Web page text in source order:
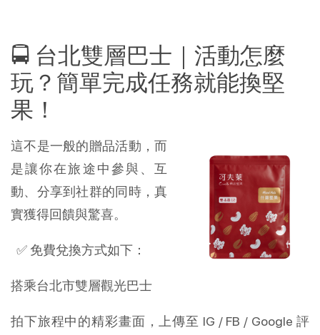
🚍 台北雙層巴士｜活動怎麼
玩？簡單完成任務就能換堅
果！
這不是一般的贈品活動，而
是讓你在旅途中參與、互
動、分享到社群的同時，真
實獲得回饋與驚喜。
✅ 免費兌換方式如下：
搭乘台北市雙層觀光巴士
拍下旅程中的精彩畫面，上傳至 IG / FB / Google 評